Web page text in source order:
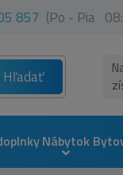
857 (Po - Pia
Hľadať
Nábytok